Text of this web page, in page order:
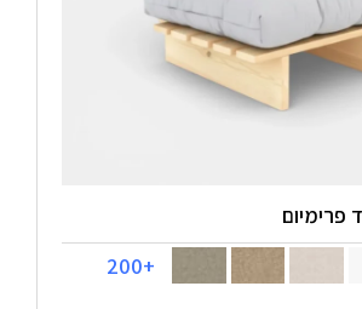
פרימיום
+200